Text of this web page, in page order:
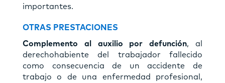
importantes.
OTRAS PRESTACIONES
Complemento al auxilio por defunción, al
derechohabiente del trabajador fallecido
como consecuencia de un accidente de
trabajo o de una enfermedad profesional,